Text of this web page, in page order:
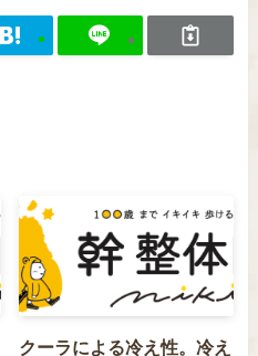
クーラによる冷え性。冷え